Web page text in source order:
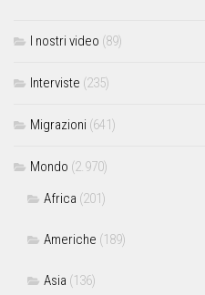
I nostri video (89)
Interviste (235)
Migrazioni (641)
Mondo (2.970)
Africa (201)
Americhe (189)
Asia (136)